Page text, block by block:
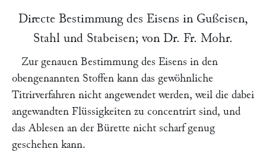
Directe Bestimmung des Eisens in Gußeisen,
Stahl und Stabeisen; von Dr. Fr. Mohr.
Zur genauen Bestimmung des Eisens in den
obengenannten Stoffen kann das gewöhnliche
Titrirverfahren nicht angewendet werden, weil die dabei
angewandten Flüssigkeiten zu concentrirt sind, und
das Ablesen an der Bürette nicht scharf genug
geschehen kann.